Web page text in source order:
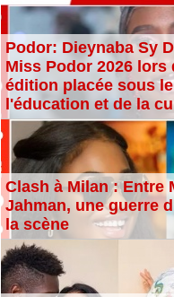
Podor: Dieynaba Sy
Miss Podor 2026 lors
édition placée sous
l'éducation et de la
Clash à Milan : Entre
Jahman, une guerre
la scène